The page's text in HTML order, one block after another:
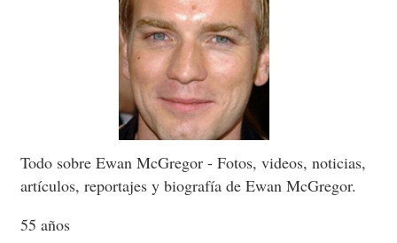
Todo sobre Ewan McGregor - Fotos, videos, noticias,
artículos, reportajes y biografía de Ewan McGregor.
55 años